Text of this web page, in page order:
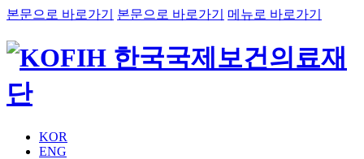
본문으로 바로가기 본문으로 바로가기 메뉴로 바로가기
KOR
ENG